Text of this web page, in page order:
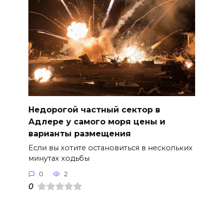
Недорогой частный сектор в
Адлере у самого моря цены и
варианты размещения
Если вы хотите остановиться в нескольких
минутах ходьбы
0 2
0